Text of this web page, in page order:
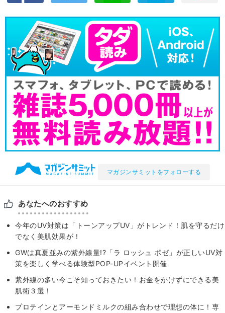
マガジンサミットをフォローする
あなたへのおすすめ
今年のUV対策は「トーンアップUV」がトレンド！肌を守るだけ
でなく美肌効果が！
GWは真夏並みの紫外線量!?「ラ ロッシュ ポゼ」が正しいUV対
策を楽しく学べる体験型POP-UPイベント開催
紫外線の多い今こそ知っておきたい！お金をかけずにできる美
肌術３選！
プロテインとアーモンドミルクの組み合わせで理想の体に！専